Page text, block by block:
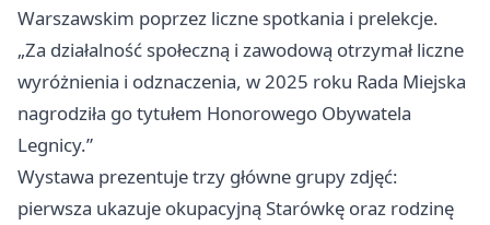
Warszawskim poprzez liczne spotkania i prelekcje.
„Za działalność społeczną i zawodową otrzymał liczne
wyróżnienia i odznaczenia, w 2025 roku Rada Miejska
nagrodziła go tytułem Honorowego Obywatela
Legnicy.”
Wystawa prezentuje trzy główne grupy zdjęć:
pierwsza ukazuje okupacyjną Starówkę oraz rodzinę